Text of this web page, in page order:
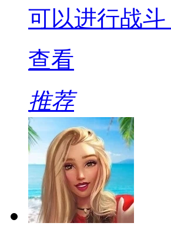
可以进行战
查看
推荐